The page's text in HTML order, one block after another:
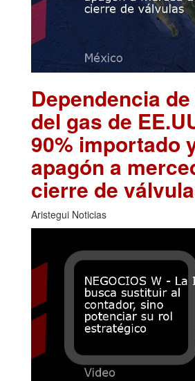
Dependencia
del gas de
90% importado
apagón a
cierre de
Aristegui Noticias